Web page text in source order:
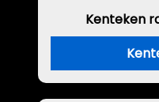
Kenteken